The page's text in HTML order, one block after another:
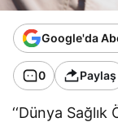
Google'da
0 Paylaş
‘‘Dünya